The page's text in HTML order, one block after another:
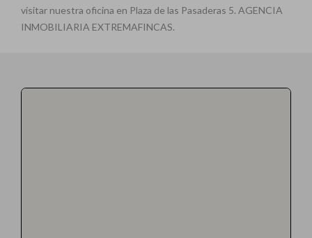
visitar nuestra oficina en Plaza de las Pasaderas 5. AGENCIA
INMOBILIARIA EXTREMAFINCAS.